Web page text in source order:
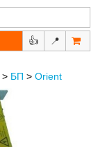
👍 📍
> БП > Orient